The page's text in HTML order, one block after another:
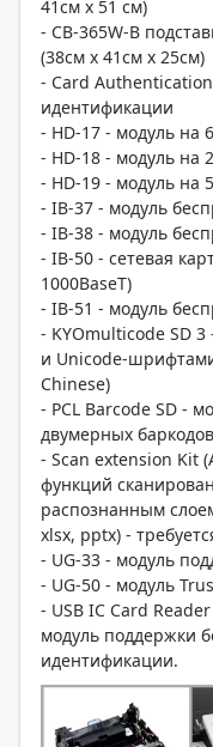
41см x 51 см)
- CB-365W-B
(38см x 41см x 25см)
- Card
идентификации
- HD-17 - модуль на
- HD-18 - модуль на
- HD-19 - модуль на
- IB-37 - модуль
- IB-38 - модуль
- IB-50 - сетевая
1000BaseT)
- IB-51 - модуль
- KYOmulticode SD 3
и Unicode-
Chinese)
- PCL Barcode SD -
двумерных баркодов
- Scan extension Kit
функций
распознанным
xlsx, pptx) -
- UG-33 - модуль
- UG-50 - модуль
- USB IC Card
модуль поддержки
идентификации.